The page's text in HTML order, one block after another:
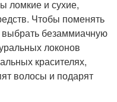
ломкие и сухие,
Чтобы поменять
выбрать безаммиачную
локонов
красителях,
волосы и подарят